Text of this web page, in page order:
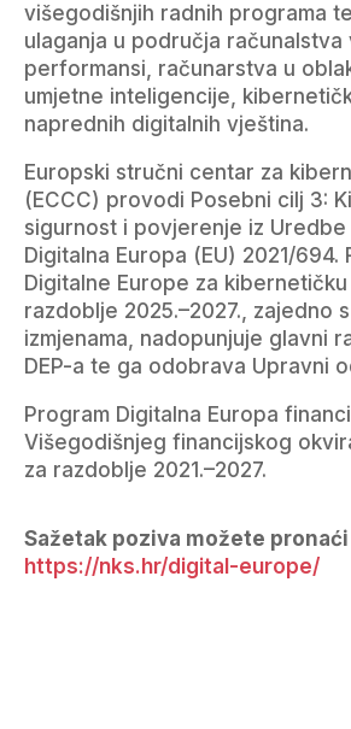
višegodišnjih radnih programa
ulaganja u područja računalstva
performansi, računarstva u
umjetne inteligencije,
naprednih digitalnih vještina.
Europski stručni centar za
(ECCC) provodi Posebni cilj 3:
sigurnost i povjerenje iz
Digitalna Europa (EU) 2021/694.
Digitalne Europe za
razdoblje 2025.–2027., zajedno
izmjenama, nadopunjuje glavni
DEP-a te ga odobrava Upravni
Program Digitalna Europa
Višegodišnjeg financijskog
za razdoblje 2021.–2027.
Sažetak poziva možete pronaći
https://nks.hr/digital-europe/